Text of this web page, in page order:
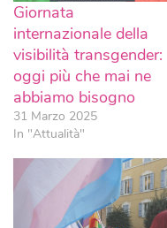
Giornata
internazionale della
visibilità transgender:
oggi più che mai ne
abbiamo bisogno
31 Marzo 2025
In "Attualità"